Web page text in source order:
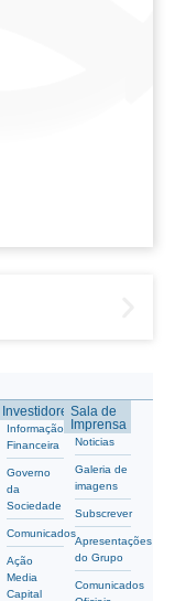
Investidores
Informação
Financeira
Governo
da
Sociedade
Comunicados
Ação
Media
Capital
Sala de
Imprensa
Noticias
Galeria de
imagens
Subscrever
Apresentações
do Grupo
Comunicados